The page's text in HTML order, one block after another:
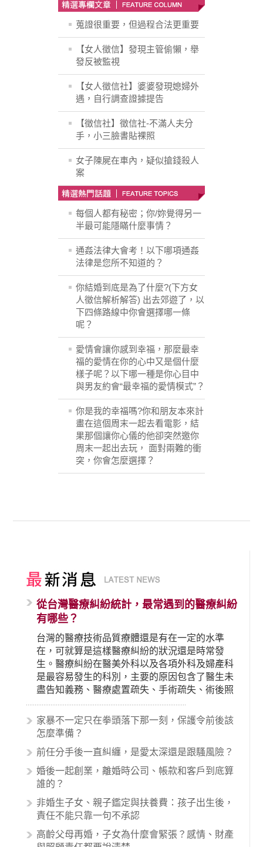
蒐證很重要，但過程合法更重要
【女人徵信】發現主管偷懶，舉
發反被監視
【女人徵信社】婆婆發現媳婦外
遇，自行調查證據提告
【徵信社】徵信社-不滿人夫分
手，小三臉書貼裸照
女子陳屍在車內，疑似搶錢殺人
案
每個人都有秘密；你/妳覺得另一
半最可能隱瞞什麼事情？
通姦法律大會考！以下哪項通姦
法律是您所不知道的？
你結婚到底是為了什麼?(下方女
人徵信解析解答) 出去郊遊了，以
下四條路線中你會選擇哪一條
呢？
愛情會讓你感到幸福，那麼最幸
福的愛情在你的心中又是個什麼
樣子呢？以下哪一種是你心目中
與男友約會“最幸福的愛情模式”？
你是我的幸福嗎?你和朋友本來計
畫在這個周末一起去看電影，結
果那個讓你心儀的他卻突然邀你
周末一起出去玩， 面對兩難的衝
突，你會怎麼選擇？
從台灣醫療糾紛統計，最常遇到的醫療糾紛
有哪些？
台灣的醫療技術品質療體還是有在一定的水準
在，可就算是這樣醫療糾紛的狀況還是時常發
生。醫療糾紛在醫美外科以及各項外科及婦產科
是最容易發生的科別，主要的原因包含了醫生未
盡告知義務、醫療處置疏失、手術疏失、術後照
顧失當、醫療費用的收取。雖然醫學進步，但醫
生與病患之間引起的糾紛還是經常發生。很多案
例中最後都走向訴訟流程，我們如果不幸遇到相
的內容其實非常多，有些案例…
家暴不一定只在拳頭落下那一刻，保護令前後該
怎麼準備？
前任分手後一直糾纏，是愛太深還是跟騷風險？
婚後一起創業，離婚時公司、帳款和客戶到底算
誰的？
非婚生子女、親子鑑定與扶養費：孩子出生後，
責任不能只靠一句不承認
高齡父母再婚，子女為什麼會緊張？感情、財產